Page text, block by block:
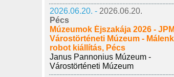
2026.06.20. - 2026.06.20.
Pécs
Múzeumok Éjszakája 2026 - JPM
Várostörténeti Múzeum -
robot kiállítás, Pécs
Janus Pannonius Múzeum -
Várostörténeti Múzeum